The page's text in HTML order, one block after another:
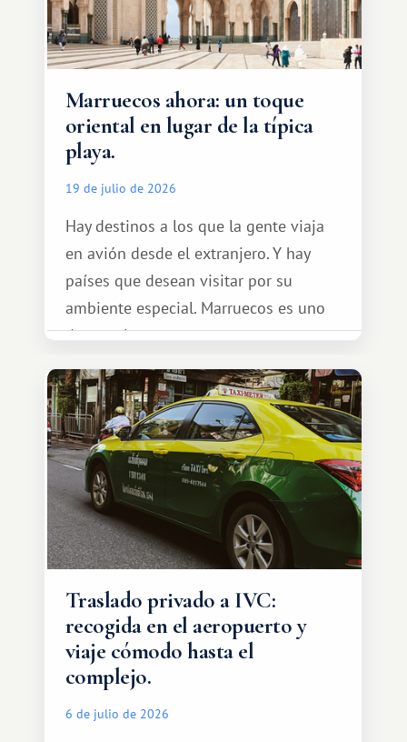
Marruecos ahora: un toque
oriental en lugar de la típica
playa.
19 de julio de 2026
Hay destinos a los que la gente viaja
en avión desde el extranjero. Y hay
países que desean visitar por su
ambiente especial. Marruecos es uno
de esos lugares.
Traslado privado a IVC:
recogida en el aeropuerto y
viaje cómodo hasta el
complejo.
6 de julio de 2026